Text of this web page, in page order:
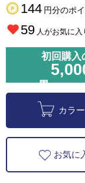
144 円分のポ
59 人がお気に入
初回購入
カラ
お気に